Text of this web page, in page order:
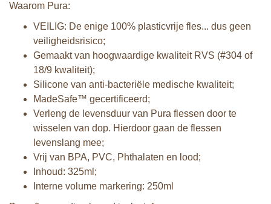
Waarom Pura:
VEILIG: De enige 100% plasticvrije fles... dus geen
veiligheidsrisico;
Gemaakt van hoogwaardige kwaliteit RVS (#304 of
18/9 kwaliteit);
Silicone van anti-bacteriële medische kwaliteit;
MadeSafe™ gecertificeerd;
Verleng de levensduur van Pura flessen door te
wisselen van dop. Hierdoor gaan de flessen
levenslang mee;
Vrij van BPA, PVC, Phthalaten en lood;
Inhoud: 325ml;
Interne volume markering: 250ml